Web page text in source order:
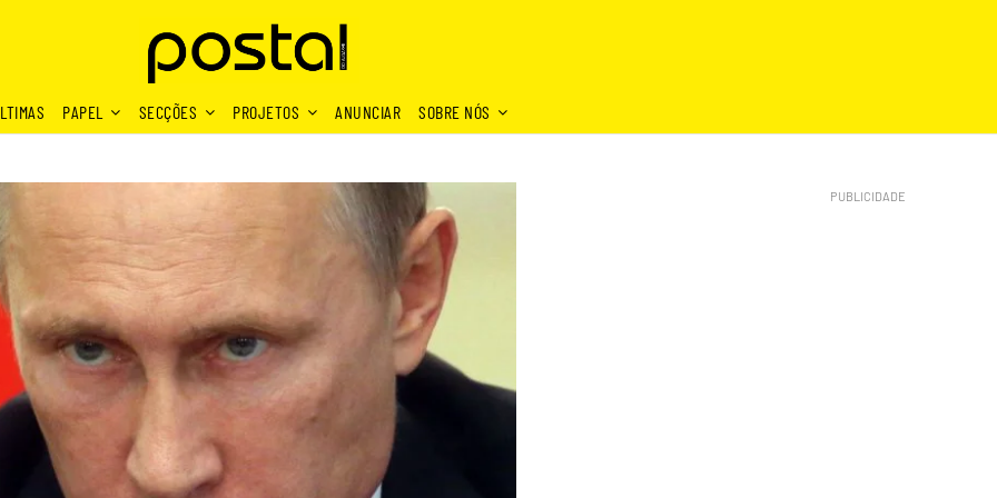
PAPEL SECÇÕES PROJETOS ANUNCIAR SOBRE NÓS